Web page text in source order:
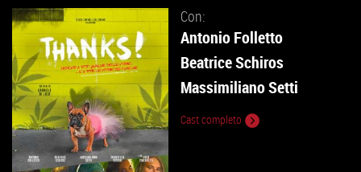
Con:
Antonio Folletto
Beatrice Schiros
Massimiliano Setti
Cast completo